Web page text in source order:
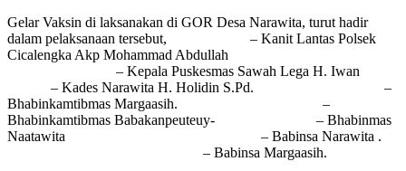
Gelar Vaksin di laksanakan di GOR Desa Narawita, turut hadir
dalam pelaksanaan tersebut, – Kanit Lantas Polsek
Cicalengka Akp Mohammad Abdullah
– Kepala Puskesmas Sawah Lega H. Iwan
– Kades Narawita H. Holidin S.Pd. –
Bhabinkamtibmas Margaasih. –
Bhabinkamtibmas Babakanpeuteuy- – Bhabinmas
Naatawita – Babinsa Narawita .
– Babinsa Margaasih.